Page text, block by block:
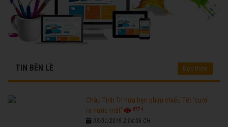
TIN BÊN LỀ Đọc thêm
Châu Tinh Trì hứa hẹn phim chiếu Tết 'cười
ra nước mắt'
6774
03/01/2019 2:04:06 CH